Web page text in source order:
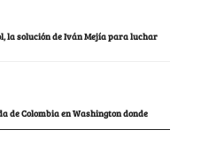
la solución de Iván Mejía para luchar
de Colombia en Washington donde